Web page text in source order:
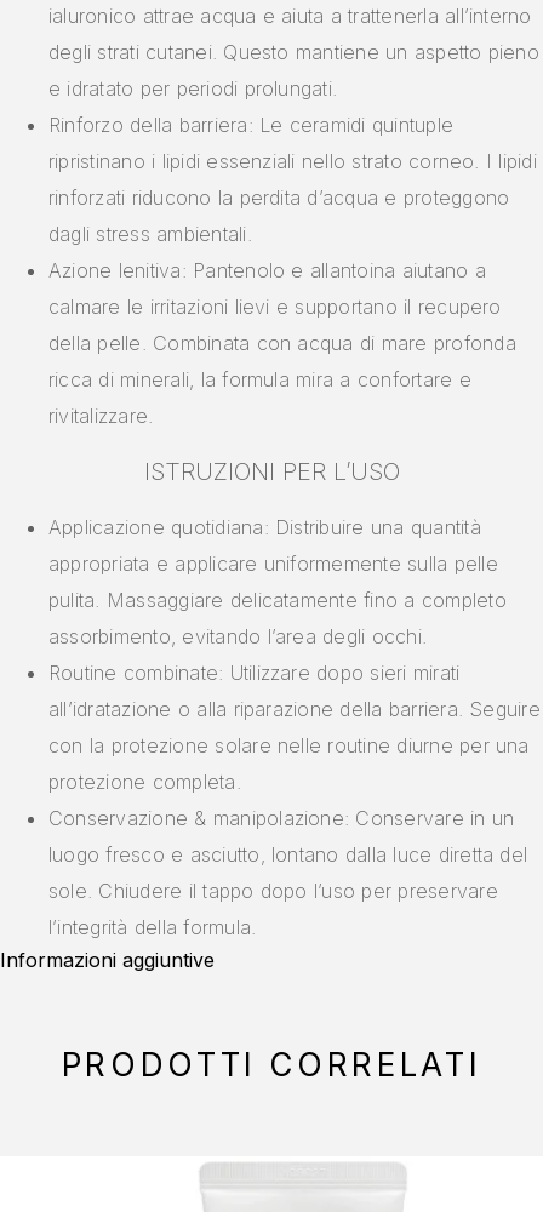
ialuronico attrae acqua e aiuta a trattenerla all’interno
degli strati cutanei. Questo mantiene un aspetto pieno
e idratato per periodi prolungati.
Rinforzo della barriera: Le ceramidi quintuple
ripristinano i lipidi essenziali nello strato corneo. I lipidi
rinforzati riducono la perdita d’acqua e proteggono
dagli stress ambientali.
Azione lenitiva: Pantenolo e allantoina aiutano a
calmare le irritazioni lievi e supportano il recupero
della pelle. Combinata con acqua di mare profonda
ricca di minerali, la formula mira a confortare e
rivitalizzare.
ISTRUZIONI PER L’USO
Applicazione quotidiana: Distribuire una quantità
appropriata e applicare uniformemente sulla pelle
pulita. Massaggiare delicatamente fino a completo
assorbimento, evitando l’area degli occhi.
Routine combinate: Utilizzare dopo sieri mirati
all’idratazione o alla riparazione della barriera. Seguire
con la protezione solare nelle routine diurne per una
protezione completa.
Conservazione & manipolazione: Conservare in un
luogo fresco e asciutto, lontano dalla luce diretta del
sole. Chiudere il tappo dopo l’uso per preservare
l’integrità della formula.
Informazioni aggiuntive
PRODOTTI CORRELATI